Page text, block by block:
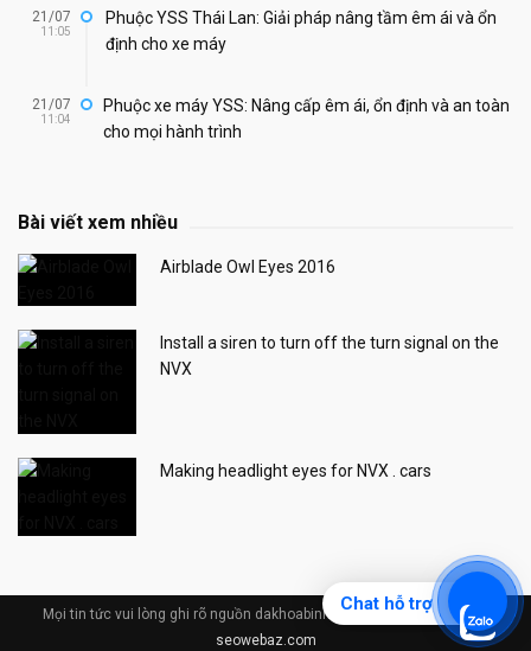
21/07
11:05
Phuộc YSS Thái Lan: Giải pháp nâng tầm êm ái và ổn
định cho xe máy
21/07
11:04
Phuộc xe máy YSS: Nâng cấp êm ái, ổn định và an toàn
cho mọi hành trình
Bài viết xem nhiều
Airblade Owl Eyes 2016
Install a siren to turn off the turn signal on the
NVX
Making headlight eyes for NVX . cars
Mọi tin tức vui lòng ghi rõ nguồn dakhoabinhduong.com © Design by
seowebaz.com
Chat hỗ trợ